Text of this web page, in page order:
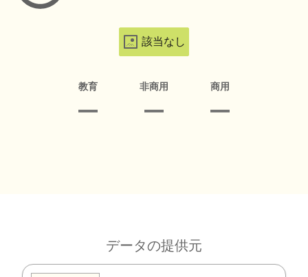
該当なし
教育 非商用 商用
データの提供元